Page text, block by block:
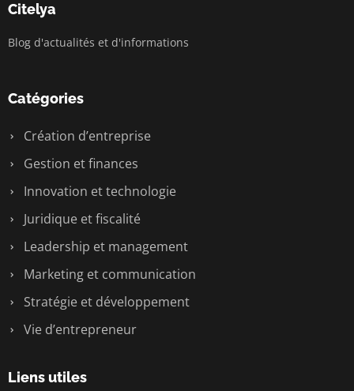
Citelya
Blog d'actualités et d'informations
Catégories
Création d’entreprise
Gestion et finances
Innovation et technologie
Juridique et fiscalité
Leadership et management
Marketing et communication
Stratégie et développement
Vie d’entrepreneur
Liens utiles